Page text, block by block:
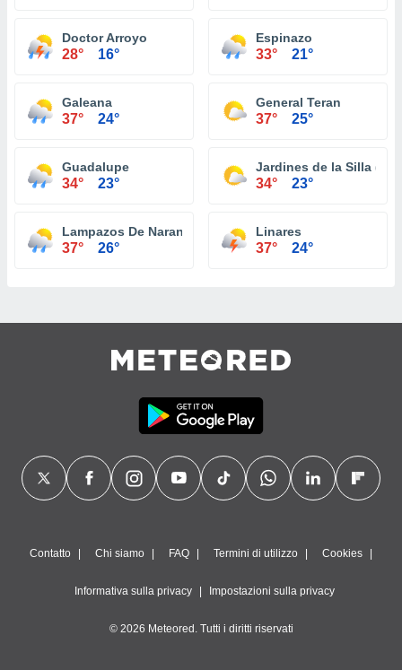
Doctor Arroyo
28° 16°
Espinazo
33° 21°
Galeana
37° 24°
General Teran
37° 25°
Guadalupe
34° 23°
Jardines de la Silla
34° 23°
Lampazos De Naranjo
37° 26°
Linares
37° 24°
Contatto Chi siamo FAQ Termini di utilizzo Cookies
Informativa sulla privacy Impostazioni sulla privacy
© 2026 Meteored. Tutti i diritti riservati